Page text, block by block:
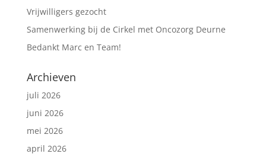
Vrijwilligers gezocht
Samenwerking bij de Cirkel met Oncozorg Deurne
Bedankt Marc en Team!
Archieven
juli 2026
juni 2026
mei 2026
april 2026